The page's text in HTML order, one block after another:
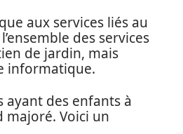
aux services liés au
des services
de jardin, mais
informatique.
ayant des enfants à
majoré. Voici un